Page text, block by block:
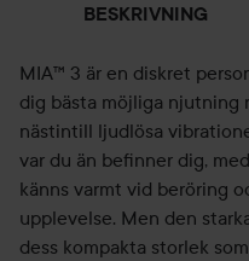
BESKRIVNING
MIA™ 3 är en diskret
dig bästa möjliga njutning
nästintill ljudlösa
var du än befinner dig,
känns varmt vid beröring
upplevelse. Men den
dess kompakta storlek